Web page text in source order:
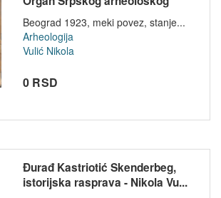
druš...
Beograd 1923, meki povez, stanje...
Arheologija
Vulić Nikola
0 RSD
Đurađ Kastriotić Skenderbeg,
istorijska rasprava - Nikola Vu...